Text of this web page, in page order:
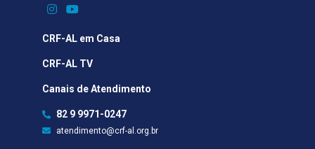
CRF-AL em Casa
CRF-AL TV
Canais de Atendimento
82 9 9971-0247
atendimento@crf-al.org.br